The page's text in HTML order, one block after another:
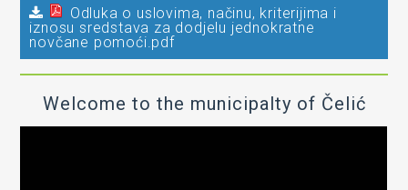
Odluka o uslovima, načinu, kriterijima i
iznosu sredstava za dodjelu jednokratne
novčane pomoći.pdf
Welcome to the municipalty of Čelić